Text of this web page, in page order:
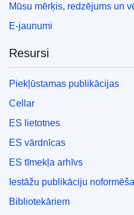
Mūsu mērķis, redzējums un
E-jaunumi
Resursi
Piekļūstamas publikācijas
Cellar
ES lietotnes
ES vārdnīcas
ES tīmekļa arhīvs
Iestāžu publikāciju
Bibliotekāriem